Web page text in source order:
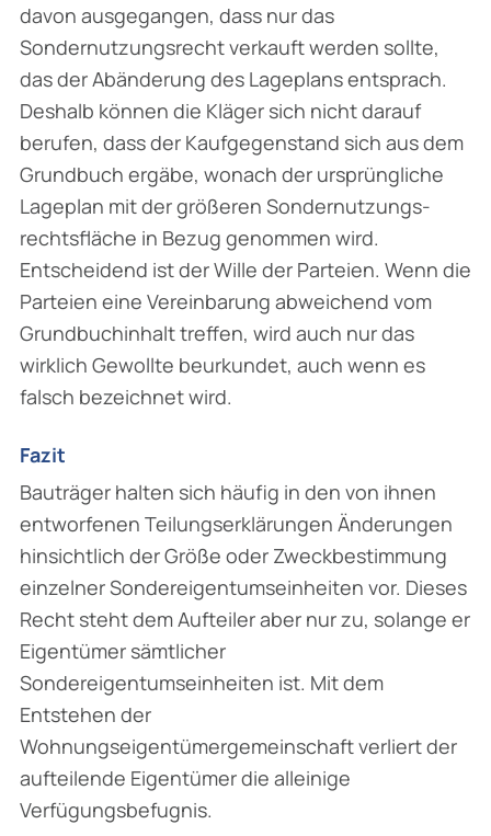
davon ausgegangen, dass nur das
Sondernutzungsrecht verkauft werden sollte,
das der Abänderung des Lageplans entsprach.
Deshalb können die Kläger sich nicht darauf
berufen, dass der Kaufgegenstand sich aus dem
Grundbuch ergäbe, wonach der ursprüngliche
Lageplan mit der größeren Sondernutzungs­
rechtsfläche in Bezug genommen wird.
Entscheidend ist der Wille der Parteien. Wenn die
Parteien eine Vereinbarung abweichend vom
Grundbuchinhalt treffen, wird auch nur das
wirklich Gewollte beurkundet, auch wenn es
falsch bezeichnet wird.
Fazit
Bauträger halten sich häufig in den von ihnen
entworfenen Teilungserklärungen Änderungen
hinsichtlich der Größe oder Zweckbestimmung
einzelner Sondereigentumseinheiten vor. Dieses
Recht steht dem Aufteiler aber nur zu, solange er
Eigentümer sämtlicher
Sondereigentumseinheiten ist. Mit dem
Entstehen der
Wohnungseigentümergemeinschaft verliert der
aufteilende Eigentümer die alleinige
Verfügungsbefugnis.